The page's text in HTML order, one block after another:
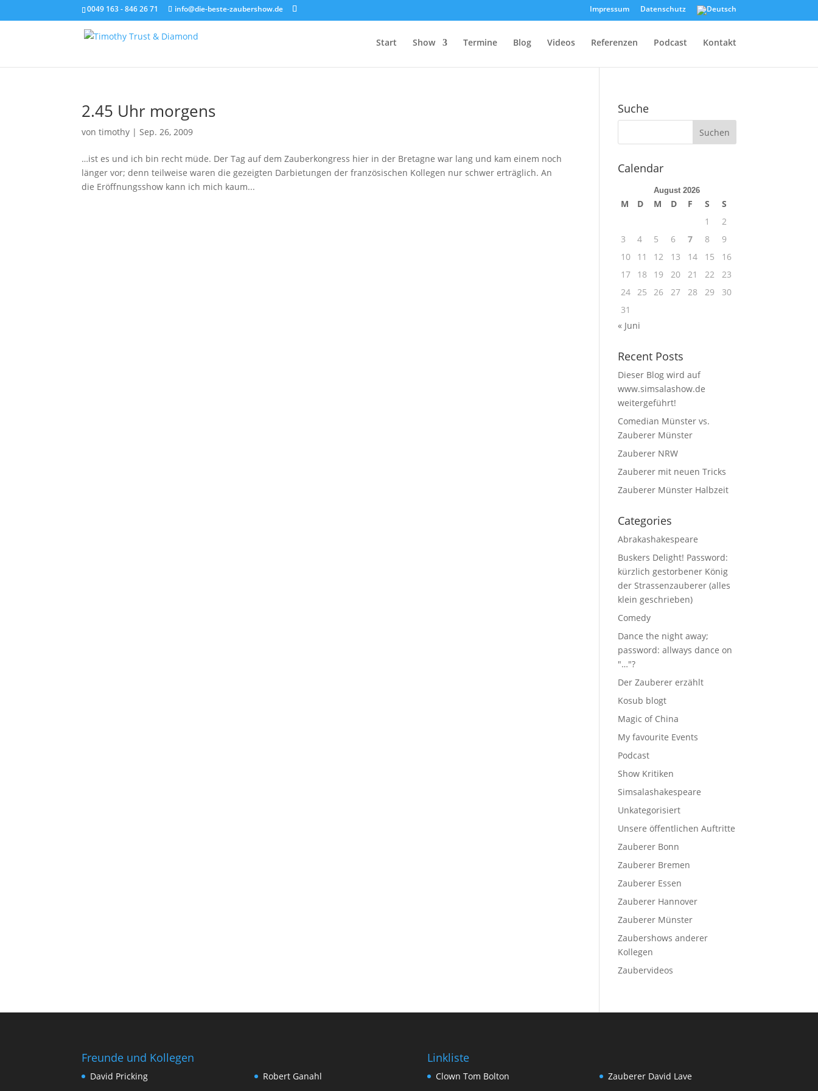
0049 163 - 846 26 71 info@die-beste-zaubershow.de Impressum Datenschutz
Start Show Termine Blog Videos Referenzen Podcast Kontakt
2.45 Uhr morgens
vontimothy |Sep. 26, 2009
…ist es und ich bin recht müde. Der Tag auf dem Zauberkongress hier in der Bretagne war lang und kam einem noch
länger vor; denn teilweise waren die gezeigten Darbietungen der französischen Kollegen nur schwer erträglich. An
die Eröffnungsshow kann ich mich kaum...
Suche
Calendar
August 2026
M D M D F S
S
1
2
3
4 5 6 7 8
9
10
11 12 13 14 15
16
17
18 19 20 21 22
23
24 25 26 27 28 29
30
31
« Juni
Recent Posts
Dieser Blog wird auf
www.simsalashow.de
weitergeführt!
Comedian Münster vs.
Zauberer Münster
Zauberer NRW
Zauberer mit neuen Tricks
Zauberer Münster Halbzeit
Categories
Abrakashakespeare
Buskers Delight! Password:
kürzlich gestorbener König
der Strassenzauberer (alles
klein geschrieben)
Comedy
Dance the night away;
password: allways dance on
"…"?
Der Zauberer erzählt
Kosub blogt
Magic of China
My favourite Events
Podcast
Show Kritiken
Simsalashakespeare
Unkategorisiert
Unsere öffentlichen Auftritte
Zauberer Bonn
Zauberer Bremen
Zauberer Essen
Zauberer Hannover
Zauberer Münster
Zaubershows anderer
Kollegen
Zaubervideos
Freunde und Kollegen
David Pricking
Robert Ganahl
Linkliste
Clown Tom Bolton
Zauberer David Lave